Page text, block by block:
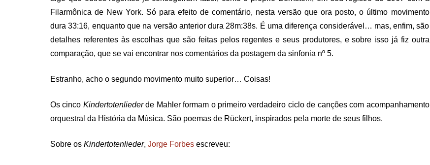
Filarmônica de New York. Só para efeito de comentário, nesta versão que ora posto, o último movimento
dura 33:16, enquanto que na versão anterior dura 28m:38s. É uma diferença considerável… mas, enfim, são
detalhes referentes às escolhas que são feitas pelos regentes e seus produtores, e sobre isso já fiz outra
comparação, que se vai encontrar nos comentários da postagem da sinfonia nº 5.
Estranho, acho o segundo movimento muito superior… Coisas!
Os cinco Kindertotenliederde Mahler formam o primeiro verdadeiro ciclo de canções com acompanhamento
orquestral da História da Música. São poemas de Rückert, inspirados pela morte de seus filhos.
Sobre os Kindertotenlieder, Jorge Forbes escreveu: